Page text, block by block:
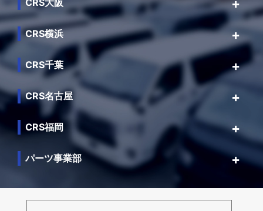
CRS大阪
CRS横浜
CRS千葉
CRS名古屋
CRS福岡
パーツ事業部